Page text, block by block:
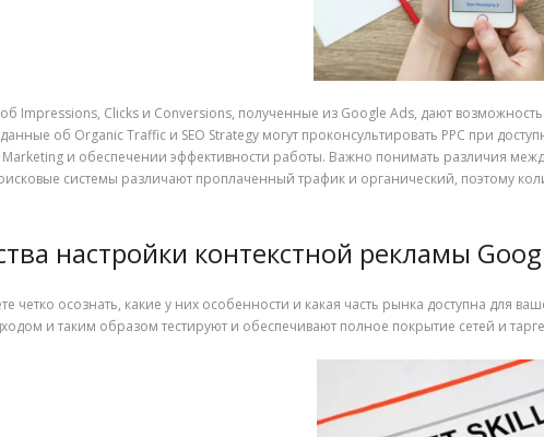
Impressions, Clicks и Conversions, полученные из Google Ads, дают
об Organic Traffic и SEO Strategy могут проконсультировать PPC при
Marketing и обеспечении эффективности работы. Важно понимать различия
системы различают проплаченный трафик и органический, поэтому
настройки контекстной рекламы
четко осознать, какие у них особенности и какая часть рынка доступна для
и таким образом тестируют и обеспечивают полное покрытие сетей и